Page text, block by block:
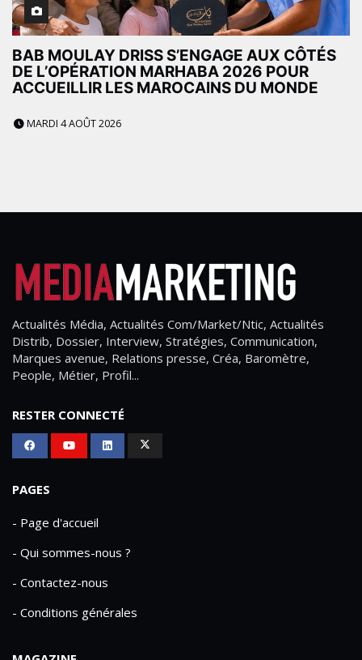
BAB MOULAY DRISS S’ENGAGE AUX CÔTÉS
DE L’OPÉRATION MARHABA 2026 POUR
ACCUEILLIR LES MAROCAINS DU MONDE
MARDI 4 AOÛT 2026
Actualités Média, Actualités Com/Market/Ntic, Actualités
Distrib, Dossier, Interview, Stratégies, Communication,
Marques avenue, Relations presse, Créa, Baromètre,
People, Métier, Profil...
RESTER CONNECTÉ
PAGES
- Page d'accueil
- Qui sommes-nous ?
- Contactez-nous
- Conditions générales